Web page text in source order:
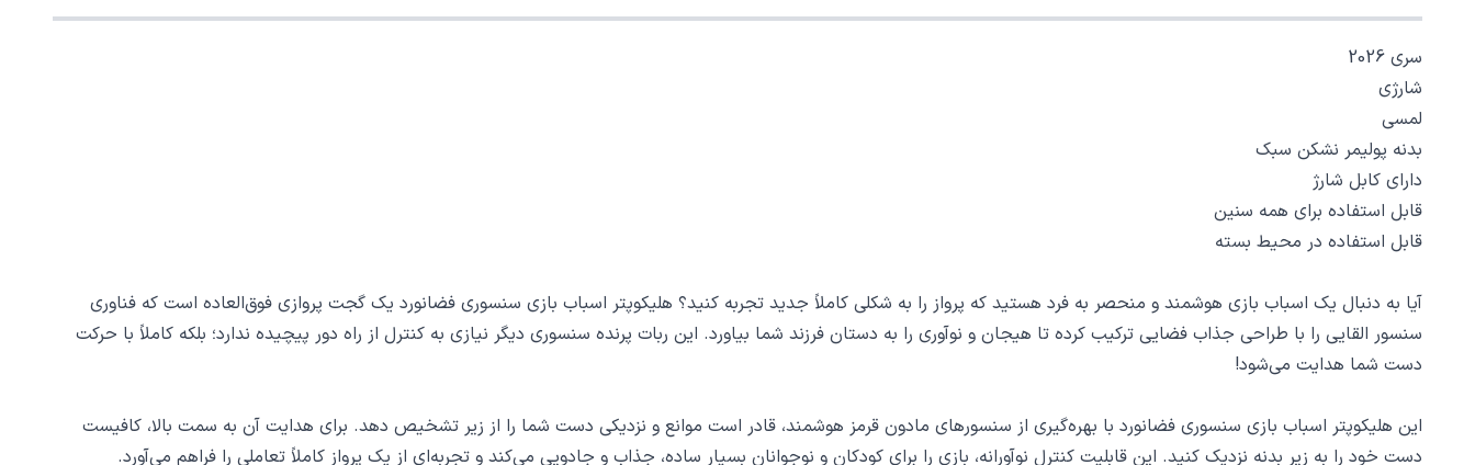
سری 2026
شارژی
لمسی
بدنه پولیمر نشکن سبک
دارای کابل شارژ
قابل استفاده برای همه سنین
قابل استفاده در محیط بسته
آیا به دنبال یک اسباب بازی هوشمند و منحصر به فرد هستید که پرواز را به شکلی کاملاً جدید تجربه کنید؟ هلیکوپتر اسباب بازی سنسوری فضانورد یک گجت پروازی فوق‌العاده است که فناوری
سنسور القایی را با طراحی جذاب فضایی ترکیب کرده تا هیجان و نوآوری را به دستان فرزند شما بیاورد. این ربات پرنده سنسوری دیگر نیازی به کنترل از راه دور پیچیده ندارد؛ بلکه کاملاً با حرکت
دست شما هدایت می‌شود!
این هلیکوپتر اسباب بازی سنسوری فضانورد با بهره‌گیری از سنسورهای مادون قرمز هوشمند، قادر است موانع و نزدیکی دست شما را از زیر تشخیص دهد. برای هدایت آن به سمت بالا، کافیست
دست خود را به زیر بدنه نزدیک کنید. این قابلیت کنترل نوآورانه، بازی را برای کودکان و نوجوانان بسیار ساده، جذاب و جادویی می‌کند و تجربه‌ای از یک پرواز کاملاً تعاملی را فراهم می‌آورد.